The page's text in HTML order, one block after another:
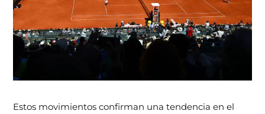
Estos movimientos confirman una tendencia en el